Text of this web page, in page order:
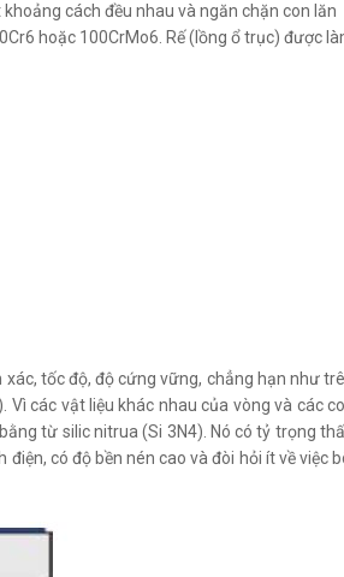
cách đều nhau và ngăn chặn con lăn
hoặc 100CrMo6. Rế (lồng ổ trục) được
tốc độ, độ cứng vững, chẳng hạn như
các vật liệu khác nhau của vòng và các
từ silic nitrua (Si 3N4). Nó có tỷ trọng
có độ bền nén cao và đòi hỏi ít về việc